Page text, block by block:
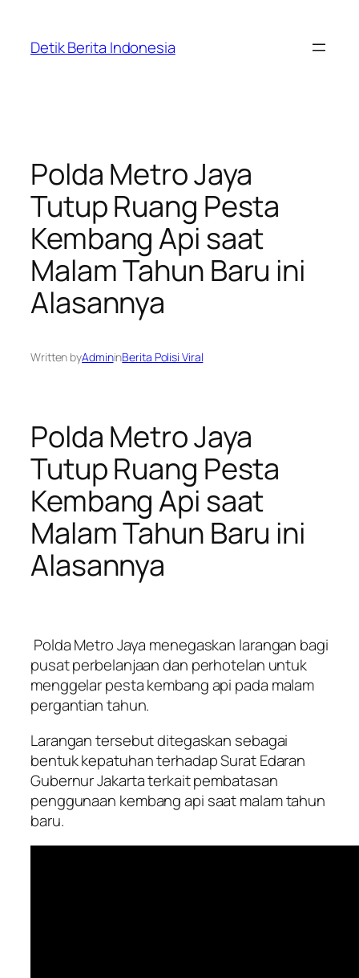
content
Detik Berita Indonesia
Polda Metro Jaya
Tutup Ruang Pesta
Kembang Api saat
Malam Tahun Baru ini
Alasannya
Written byAdmininBerita Polisi Viral
Polda Metro Jaya
Tutup Ruang Pesta
Kembang Api saat
Malam Tahun Baru ini
Alasannya
Polda Metro Jaya menegaskan larangan bagi
pusat perbelanjaan dan perhotelan untuk
menggelar pesta kembang api pada malam
pergantian tahun.
Larangan tersebut ditegaskan sebagai
bentuk kepatuhan terhadap Surat Edaran
Gubernur Jakarta terkait pembatasan
penggunaan kembang api saat malam tahun
baru.